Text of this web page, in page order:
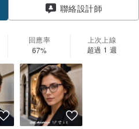
聯絡設計師
回應率
67%
上次上線
超過 1 週